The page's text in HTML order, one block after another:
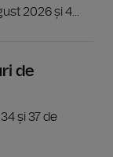
2026 și 4...
de
și 37 de